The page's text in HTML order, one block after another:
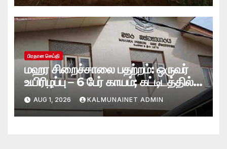
பிரதான செய்தி
மஹர சிறைச்சாலை பதற்றம்: ஒருவர்
உயிரிழப்பு – 6 பேர் காயம்; கட்டிடத்தில்
பாரிய தீ
AUG 1, 2026 KALMUNAINET ADMIN